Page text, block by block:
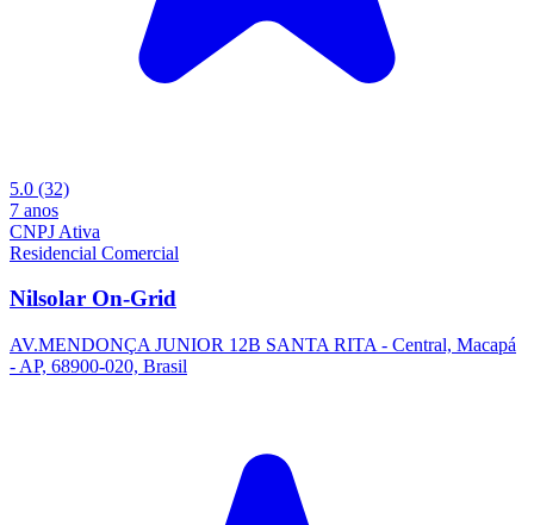
5.0 (32)
7 anos
CNPJ Ativa
Residencial Comercial
Nilsolar On-Grid
AV.MENDONÇA JUNIOR 12B SANTA RITA - Central, Macapá
- AP, 68900-020, Brasil